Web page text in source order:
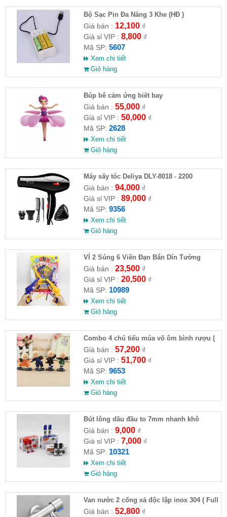
Bộ Sạc Pin Đa Năng 3 Khe (HĐ )
Giá bán : 12,100₫
Giá sỉ VIP : 8,800₫
Mã SP: 5607
Xem chi tiết
Giỏ hàng
​Búp bê cảm ứng biết bay
Giá bán : 55,000₫
Giá sỉ VIP : 50,000₫
Mã SP: 2628
Xem chi tiết
Giỏ hàng
Máy sấy tóc Deliya DLY-8018 - 2200
Giá bán : 94,000₫
Giá sỉ VIP : 89,000₫
Mã SP: 9356
Xem chi tiết
Giỏ hàng
VỈ 2 Súng 6 Viên Đạn Bắn Dín Tường
Giá bán : 23,500₫
Giá sỉ VIP : 20,500₫
Mã SP: 10989
Xem chi tiết
Giỏ hàng
Combo 4 chú tiểu múa võ ôm bình rượu (
HĐ )
Giá bán : 57,200₫
Giá sỉ VIP : 51,700₫
Mã SP: 9653
Xem chi tiết
Giỏ hàng
Bút lông dầu đầu to 7mm nhanh khô
Giá bán : 9,000₫
Giá sỉ VIP : 7,000₫
Mã SP: 10321
Xem chi tiết
Giỏ hàng
Van nước 2 cổng xả độc lập inox 304 ( Full
VAT )
Giá bán : 52,800₫